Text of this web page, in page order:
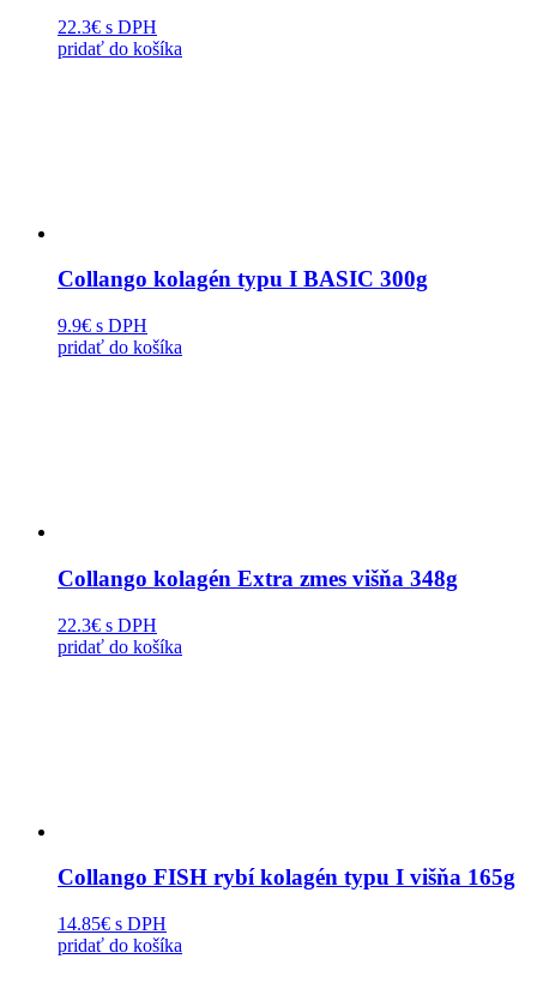
22.3€ s DPH
pridať do košíka
Collango kolagén typu I BASIC 300g
9.9€ s DPH
pridať do košíka
Collango kolagén Extra zmes višňa 348g
22.3€ s DPH
pridať do košíka
Collango FISH rybí kolagén typu I višňa 165g
14.85€ s DPH
pridať do košíka